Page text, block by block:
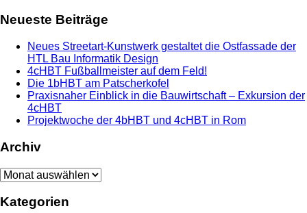
Neueste Beiträge
Neues Streetart-Kunstwerk gestaltet die Ostfassade der
HTL Bau Informatik Design
4cHBT Fußballmeister auf dem Feld!
Die 1bHBT am Patscherkofel
Praxisnaher Einblick in die Bauwirtschaft – Exkursion der
4cHBT
Projektwoche der 4bHBT und 4cHBT in Rom
Archiv
Archiv
Kategorien